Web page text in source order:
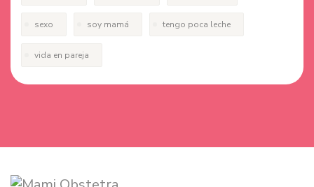
sexo soy mamá tengo poca leche
vida en pareja